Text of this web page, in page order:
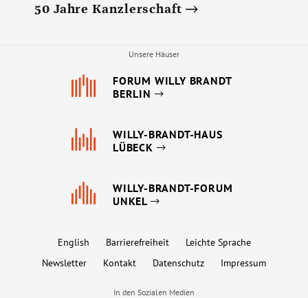
50 Jahre Kanzlerschaft
Unsere Häuser
FORUM WILLY BRANDT
BERLIN
WILLY-BRANDT-HAUS
LÜBECK
WILLY-BRANDT-FORUM
UNKEL
English Barrierefreiheit
Leichte Sprache
Newsletter
Kontakt Datenschutz Impressum
In den Sozialen Medien